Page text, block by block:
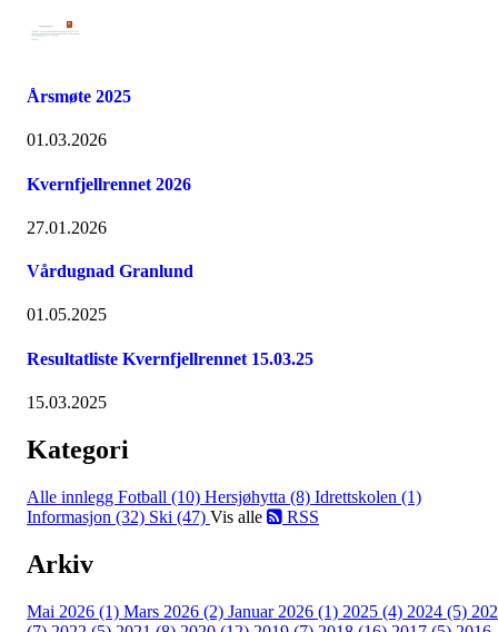
Årsmøte 2025
01.03.2026
Kvernfjellrennet 2026
27.01.2026
Vårdugnad Granlund
01.05.2025
Resultatliste Kvernfjellrennet 15.03.25
15.03.2025
Kategori
Alle innlegg Fotball (10) Hersjøhytta (8) Idrettskolen (1)
Informasjon (32) Ski (47) Vis alle RSS
Arkiv
Mai 2026 (1) Mars 2026 (2) Januar 2026 (1) 2025 (4) 2024 (5)